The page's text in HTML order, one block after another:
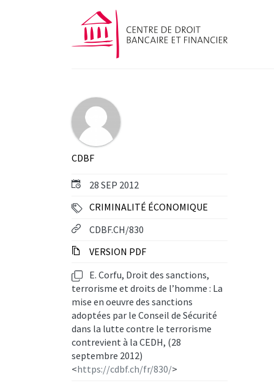
CDBF
28 SEP 2012
CRIMINALITÉ ÉCONOMIQUE
CDBF.CH/830
VERSION PDF
E. Corfu, Droit des sanctions,
terrorisme et droits de l’homme : La
mise en oeuvre des sanctions
adoptées par le Conseil de Sécurité
dans la lutte contre le terrorisme
contrevient à la CEDH, (28
septembre 2012)
<https://cdbf.ch/fr/830/>